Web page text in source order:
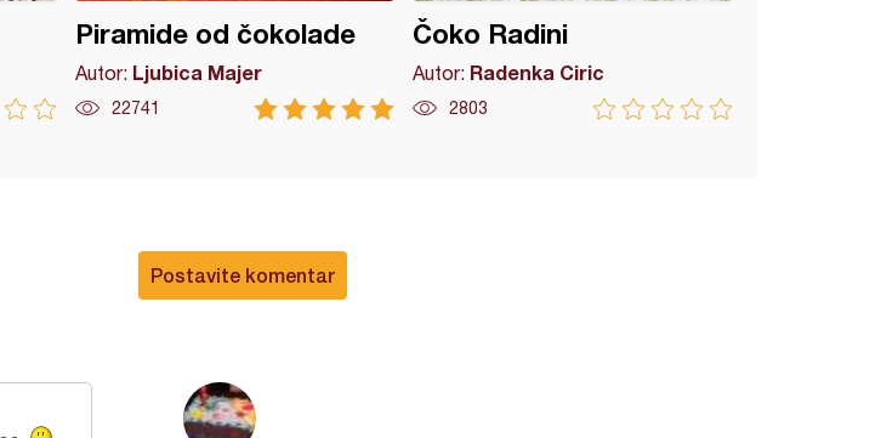
Piramide od čokolade
Autor: Ljubica Majer
22741
Čoko Radini
Autor: Radenka Ciric
2803
Postavite komentar